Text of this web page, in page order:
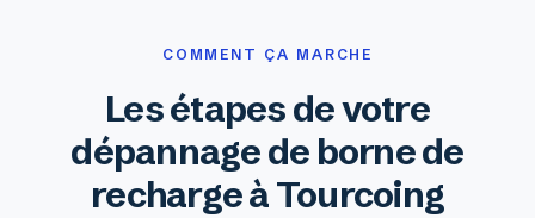
COMMENT ÇA MARCHE
Les étapes de votre
dépannage de borne de
recharge à Tourcoing